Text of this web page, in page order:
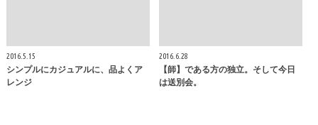
2016.5.15
シンプルにカジュアルに、品よくア
レンジ
2016.6.28
【師】である方の独立。そして今日
は送別会。